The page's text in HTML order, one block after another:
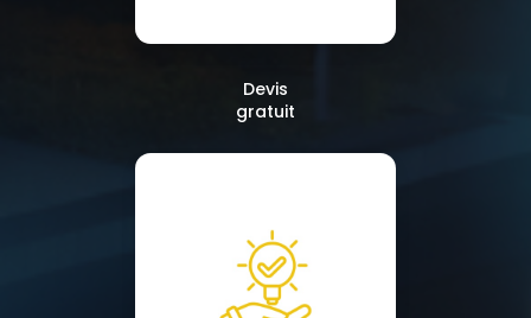
Devis
gratuit